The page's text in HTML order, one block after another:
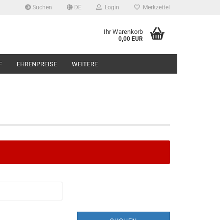
Suchen DE Login Merkzettel
Ihr Warenkorb
0,00 EUR
EHRENPREISE WEITERE